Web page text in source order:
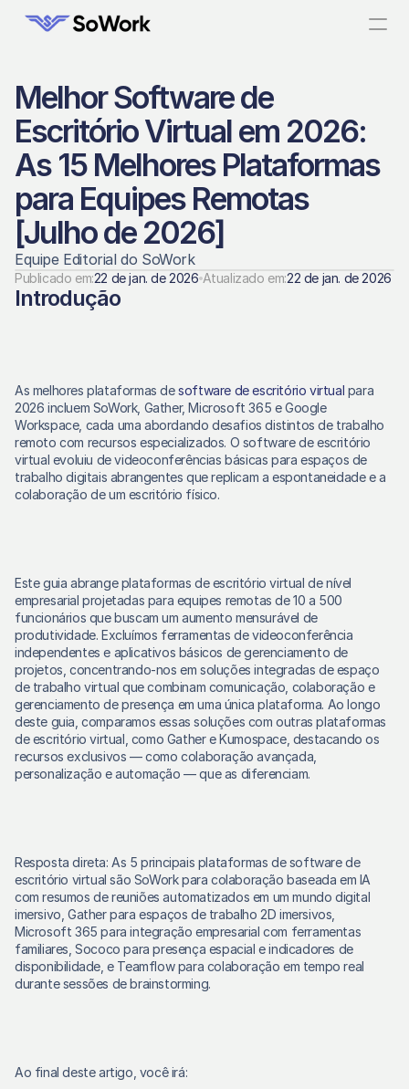
Melhor Software de
Escritório Virtual em 2026:
As 15 Melhores Plataformas
para Equipes Remotas
[Julho de 2026]
Equipe Editorial do SoWork
Publicado em:22 de jan. de 2026 Atualizado em:22 de jan. de 2026
Introdução
As melhores plataformas de software de escritório virtual para
2026 incluem SoWork, Gather, Microsoft 365 e Google
Workspace, cada uma abordando desafios distintos de trabalho
remoto com recursos especializados. O software de escritório
virtual evoluiu de videoconferências básicas para espaços de
trabalho digitais abrangentes que replicam a espontaneidade e a
colaboração de um escritório físico.
Este guia abrange plataformas de escritório virtual de nível
empresarial projetadas para equipes remotas de 10 a 500
funcionários que buscam um aumento mensurável de
produtividade. Excluímos ferramentas de videoconferência
independentes e aplicativos básicos de gerenciamento de
projetos, concentrando-nos em soluções integradas de espaço
de trabalho virtual que combinam comunicação, colaboração e
gerenciamento de presença em uma única plataforma. Ao longo
deste guia, comparamos essas soluções com outras plataformas
de escritório virtual, como Gather e Kumospace, destacando os
recursos exclusivos — como colaboração avançada,
personalização e automação — que as diferenciam.
Resposta direta: As 5 principais plataformas de software de
escritório virtual são SoWork para colaboração baseada em IA
com resumos de reuniões automatizados em um mundo digital
imersivo, Gather para espaços de trabalho 2D imersivos,
Microsoft 365 para integração empresarial com ferramentas
familiares, Sococo para presença espacial e indicadores de
disponibilidade, e Teamflow para colaboração em tempo real
durante sessões de brainstorming.
Ao final deste artigo, você irá: